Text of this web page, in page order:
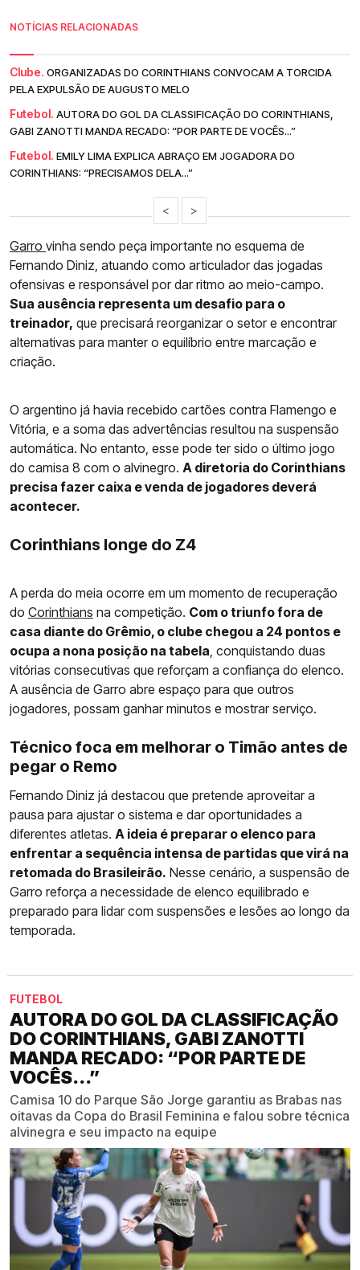
NOTÍCIAS RELACIONADAS
Clube. ORGANIZADAS DO CORINTHIANS CONVOCAM A TORCIDA
PELA EXPULSÃO DE AUGUSTO MELO
Futebol. AUTORA DO GOL DA CLASSIFICAÇÃO DO CORINTHIANS,
GABI ZANOTTI MANDA RECADO: “POR PARTE DE VOCÊS...”
Futebol. EMILY LIMA EXPLICA ABRAÇO EM JOGADORA DO
CORINTHIANS: “PRECISAMOS DELA...”
< >
Garro vinha sendo peça importante no esquema de
Fernando Diniz, atuando como articulador das jogadas
ofensivas e responsável por dar ritmo ao meio-campo.
Sua ausência representa um desafio para o
treinador, que precisará reorganizar o setor e encontrar
alternativas para manter o equilíbrio entre marcação e
criação.
O argentino já havia recebido cartões contra Flamengo e
Vitória, e a soma das advertências resultou na suspensão
automática. No entanto, esse pode ter sido o último jogo
do camisa 8 com o alvinegro. A diretoria do Corinthians
precisa fazer caixa e venda de jogadores deverá
acontecer.
Corinthians longe do Z4
A perda do meia ocorre em um momento de recuperação
do Corinthians na competição. Com o triunfo fora de
casa diante do Grêmio, o clube chegou a 24 pontos e
ocupa a nona posição na tabela , conquistando duas
vitórias consecutivas que reforçam a confiança do elenco.
A ausência de Garro abre espaço para que outros
jogadores, possam ganhar minutos e mostrar serviço.
Técnico foca em melhorar o Timão antes de
pegar o Remo
Fernando Diniz já destacou que pretende aproveitar a
pausa para ajustar o sistema e dar oportunidades a
diferentes atletas. A ideia é preparar o elenco para
enfrentar a sequência intensa de partidas que virá na
retomada do Brasileirão. Nesse cenário, a suspensão de
Garro reforça a necessidade de elenco equilibrado e
preparado para lidar com suspensões e lesões ao longo da
temporada.
FUTEBOL
AUTORA DO GOL DA CLASSIFICAÇÃO
DO CORINTHIANS, GABI ZANOTTI
MANDA RECADO: “POR PARTE DE
VOCÊS...”
Camisa 10 do Parque São Jorge garantiu as Brabas nas
oitavas da Copa do Brasil Feminina e falou sobre técnica
alvinegra e seu impacto na equipe